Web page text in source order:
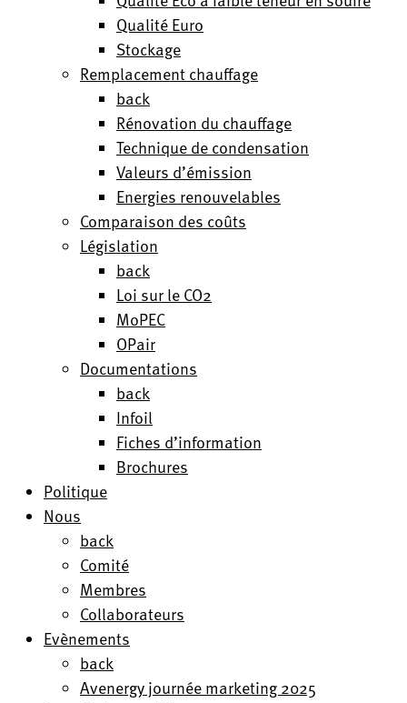
Qualité Euro
Stockage
Remplacement chauffage
back
Rénovation du chauffage
Technique de condensation
Valeurs d’émission
Energies renouvelables
Comparaison des coûts
Législation
back
Loi sur le CO2
MoPEC
OPair
Documentations
back
Infoil
Fiches d’information
Brochures
Politique
Nous
back
Comité
Membres
Collaborateurs
Evènements
back
Avenergy journée marketing 2025